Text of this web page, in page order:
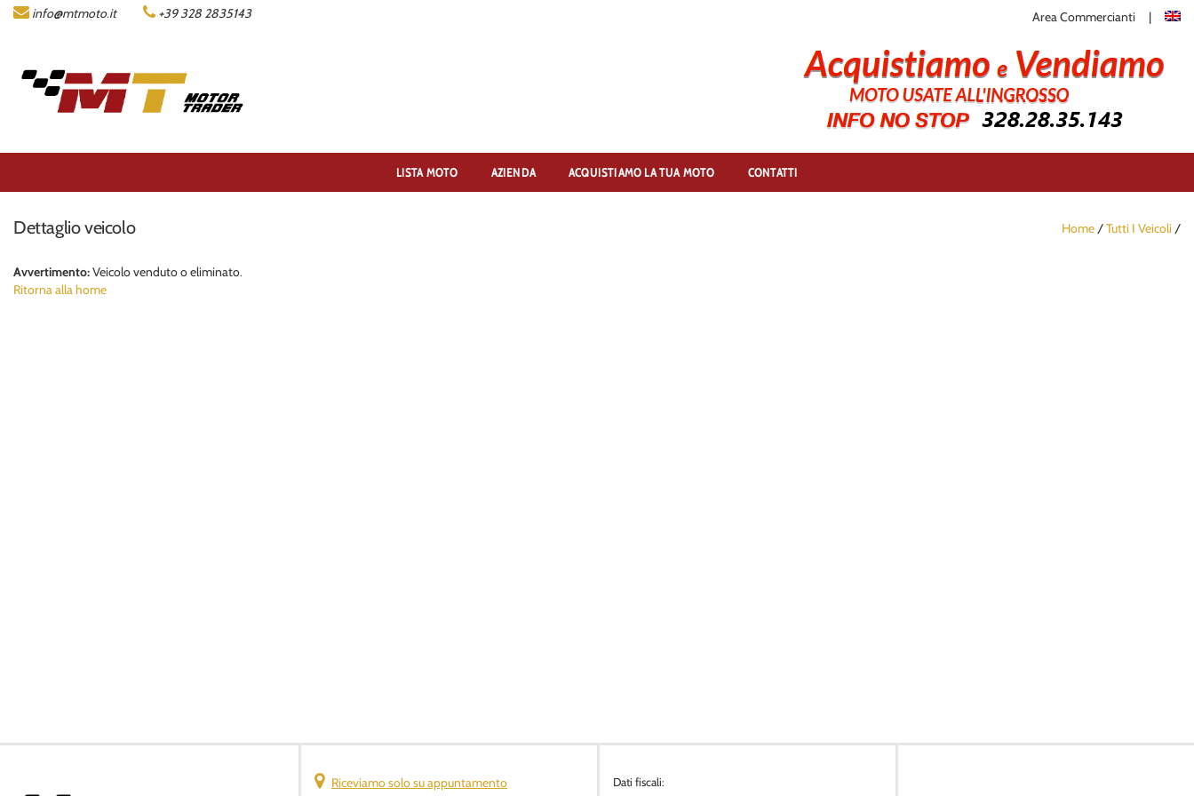
LISTA MOTO
AZIENDA
AREA COMMERCIANTI
ENGLISH
info@mtmoto.it +39 328 2835143 Area Commercianti
LISTA MOTO AZIENDA ACQUISTIAMO LA TUA MOTO CONTATTI
Dettaglio veicolo Home /Tutti I Veicoli /
Avvertimento:Veicolo venduto o eliminato.
Ritorna alla home
Riceviamo solo su appuntamento
Dati fiscali: